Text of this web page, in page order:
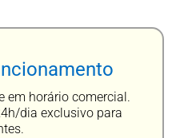
em horário comercial.
dia exclusivo para